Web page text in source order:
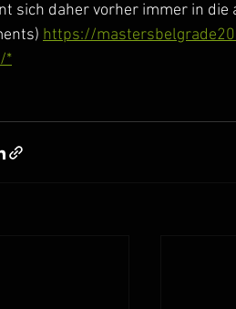
sich daher vorher immer in
https://
*